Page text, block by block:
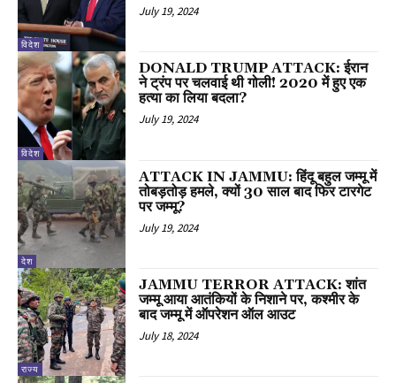
विदेश
July 19, 2024
विदेश
DONALD TRUMP ATTACK: ईरान
ने ट्रंप पर चलवाई थी गोली! 2020 में हुए एक
हत्या का लिया बदला?
July 19, 2024
देश
ATTACK IN JAMMU: हिंदू बहुल जम्मू में
तोबड़तोड़ हमले, क्यों 30 साल बाद फिर टारगेट
पर जम्मू?
July 19, 2024
राज्य
JAMMU TERROR ATTACK: शांत
जम्मू आया आतंकियों के निशाने पर, कश्मीर के
बाद जम्मू में ऑपरेशन ऑल आउट
July 18, 2024